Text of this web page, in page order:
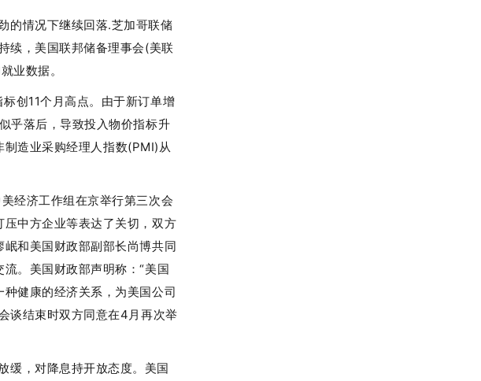
的情况下继续回落.芝加哥联储
续，美国联邦储备理事会(美联
业数据。
创11个月高点。由于新订单增
乎落后，导致投入物价指标升
造业采购经理人指数(PMI)从
经济工作组在京举行第三次会
中方企业等表达了关切，双方
和美国财政部副部长尚博共同
。美国财政部声明称：“美国
健康的经济关系，为美国公司
谈结束时双方同意在4月再次举
缓，对降息持开放态度。美国